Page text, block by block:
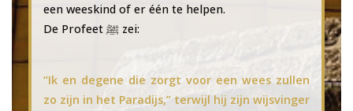
een weeskind of er één te helpen.
De Profeet ﷺ zei:
“Ik en degene die zorgt voor een wees zullen
zo zijn in het Paradijs,” terwijl hij zijn wijsvinger